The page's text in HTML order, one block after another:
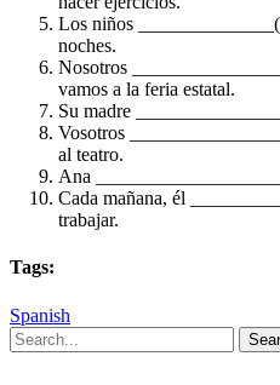
Los niños
noches.
Nosotros
vamos a la feria estatal.
Su madre
Vosotros
al teatro.
Ana
Cada mañana, él
trabajar.
Tags:
Spanish